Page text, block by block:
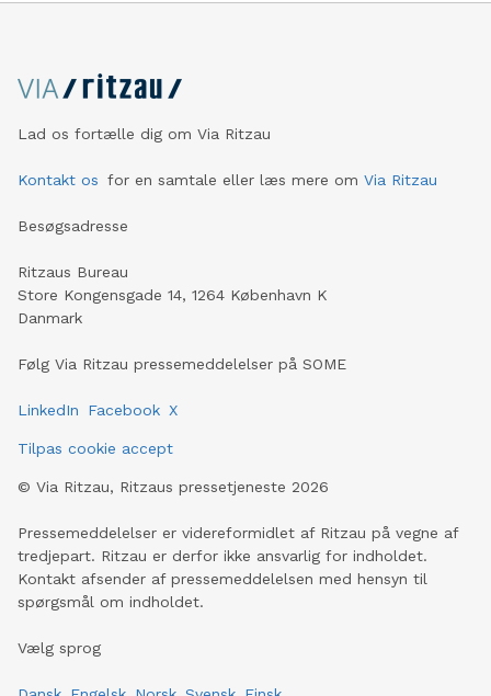
Lad os fortælle dig om Via Ritzau
Kontakt os for en samtale eller læs mere om Via Ritzau
Besøgsadresse
Ritzaus Bureau
Store Kongensgade 14, 1264 København K
Danmark
Følg Via Ritzau pressemeddelelser på SOME
LinkedIn Facebook X
Tilpas cookie accept
© Via Ritzau, Ritzaus pressetjeneste 2026
Pressemeddelelser er videreformidlet af Ritzau på vegne af
tredjepart. Ritzau er derfor ikke ansvarlig for indholdet.
Kontakt afsender af pressemeddelelsen med hensyn til
spørgsmål om indholdet.
Vælg sprog